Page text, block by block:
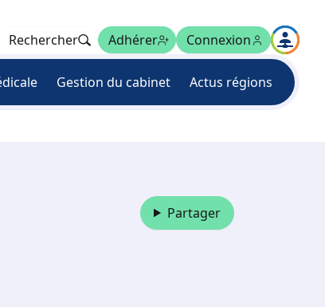
Gestion du cabinet Actus régions
Rechercher Adhérer Connexion
Partager